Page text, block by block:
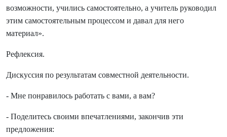
возможности, учились самостоятельно, а учитель руководил
этим самостоятельным процессом и давал для него
материал».
Рефлексия.
Дискуссия по результатам совместной деятельности.
- Мне понравилось работать с вами, а вам?
- Поделитесь своими впечатлениями, закончив эти
предложения: